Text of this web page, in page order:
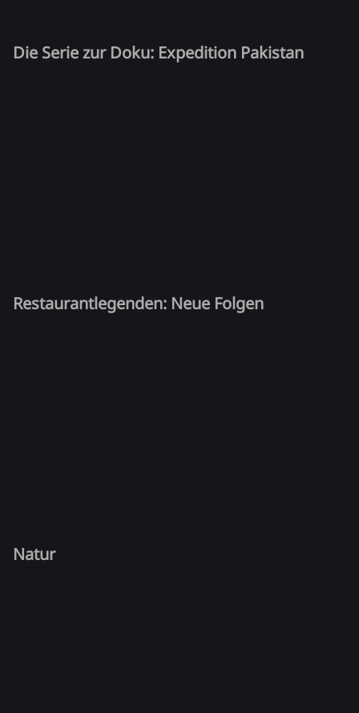
Die Serie zur Doku: Expedition Pakistan
Restaurantlegenden: Neue Folgen
Natur